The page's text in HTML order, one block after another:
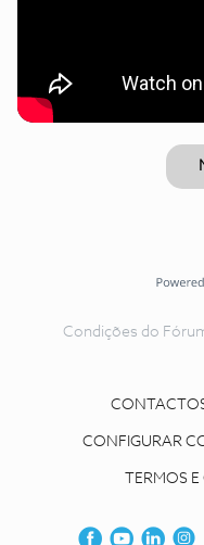
Condições do
CONFIGURAR
TERMOS